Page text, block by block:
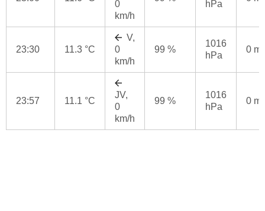
0
km/h
hPa
23:30 11.3 °C
V,
0
km/h
99 %
1016
hPa
0
23:57 11.1 °C
JV,
0
km/h
99 %
1016
hPa
0